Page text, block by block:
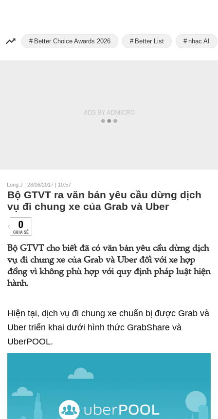
Better Choice Awards 2026 Better List nhạc AI
Long.J | 28/06/2017 | 10:57
Bộ GTVT ra văn bản yêu cầu dừng dịch
vụ đi chung xe của Grab và Uber
0
CHIA SẺ
Bộ GTVT cho biết đã có văn bản yêu cầu dừng dịch
vụ đi chung xe của Grab và Uber đối với xe hợp
đồng vì không phù hợp với quy định pháp luật hiện
hành.
Hiện tại, dịch vụ đi chung xe chuẩn bị được Grab và
Uber triển khai dưới hình thức GrabShare và
UberPOOL.